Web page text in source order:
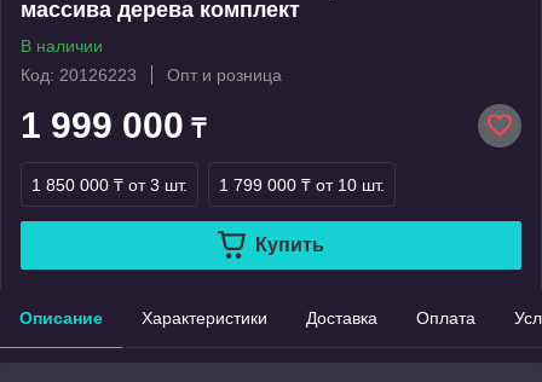
массива дерева комплект
В наличии
Код: 20126223
Опт и розница
1 999 000 ₸
1 850 000 ₸ от 3 шт. 1 799 000 ₸ от 10 шт.
Купить
Описание Характеристики Доставка Оплата